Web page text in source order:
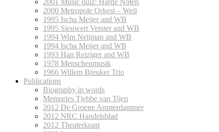
2000 Metropole Orkest – Weil
1995 Ischa Meijer and WB
1995 Sieuwert Verster and WB
1994 Wim Neijman and WB
1994 Ischa Meijer and WB
1993 Han Reiziger and WB
1978 Menschenmusik
1966 Willem Breuker Trio
Publications
Biography in words
Memories Tjebbe van Tijen
2012 De Groene Amsterdammer
2012 NRC Handelsblad
2012 Theaterkrant